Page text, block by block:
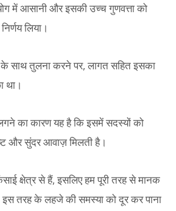
में आसानी और इसकी उच्च गुणवत्ता को
लिया।
साथ तुलना करने पर, लागत सहित इसका
था।
का कारण यह है कि इसमें सदस्यों को
और सुंदर आवाज़ मिलती है।
क्षेत्र से हैं, इसलिए हम पूरी तरह से मानक
इस तरह के लहजे की समस्या को दूर कर पाना